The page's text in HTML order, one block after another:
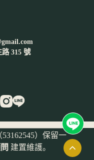
315 號
）保留一
建置維護。